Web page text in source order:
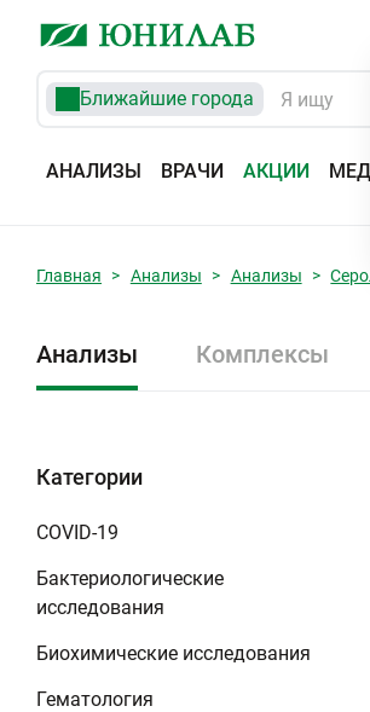
Ближайшие города
АНАЛИЗЫ ВРАЧИ АКЦИИ
Главная Анализы Анализы
Анализы Комплексы
Категории
COVID-19
Бактериологические
исследования
Биохимические исследования
Гематология